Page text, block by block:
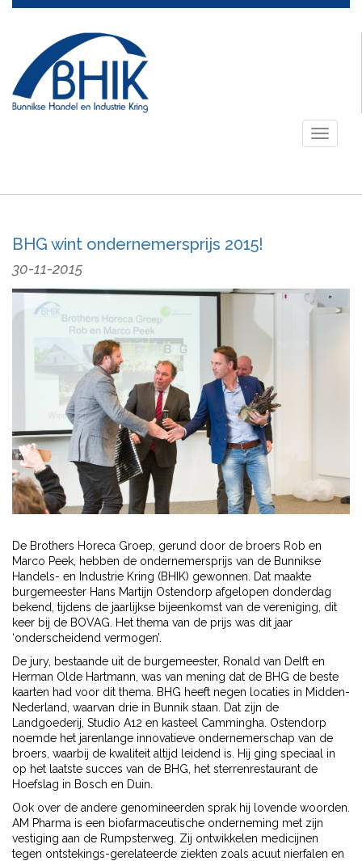
Toggle
BHG wint ondernemersprijs 2015!
30-11-2015
De Brothers Horeca Groep, gerund door de broers Rob en
Marco Peek, hebben de ondernemersprijs van de Bunnikse
Handels- en Industrie Kring (BHIK) gewonnen. Dat maakte
burgemeester Hans Martijn Ostendorp afgelopen donderdag
bekend, tijdens de jaarlijkse bijeenkomst van de vereniging, dit
keer bij de BOVAG. Het thema van de prijs was dit jaar
‘onderscheidend vermogen’.
De jury, bestaande uit de burgemeester, Ronald van Delft en
Herman Olde Hartmann, was van mening dat de BHG de beste
kaarten had voor dit thema. BHG heeft negen locaties in Midden-
Nederland, waarvan drie in Bunnik staan. Dat zijn de
Landgoederij, Studio A12 en kasteel Cammingha. Ostendorp
noemde het jarenlange innovatieve ondernemerschap van de
broers, waarbij de kwaliteit altijd leidend is. Hij ging speciaal in
op het laatste succes van de BHG, het sterrenrestaurant de
Hoefslag in Bosch en Duin.
Ook over de andere genomineerden sprak hij lovende woorden.
AM Pharma is een biofarmaceutische onderneming met zijn
vestiging aan de Rumpsterweg. Zij ontwikkelen medicijnen
tegen ontstekings-gerelateerde ziekten zoals acuut nierfalen en